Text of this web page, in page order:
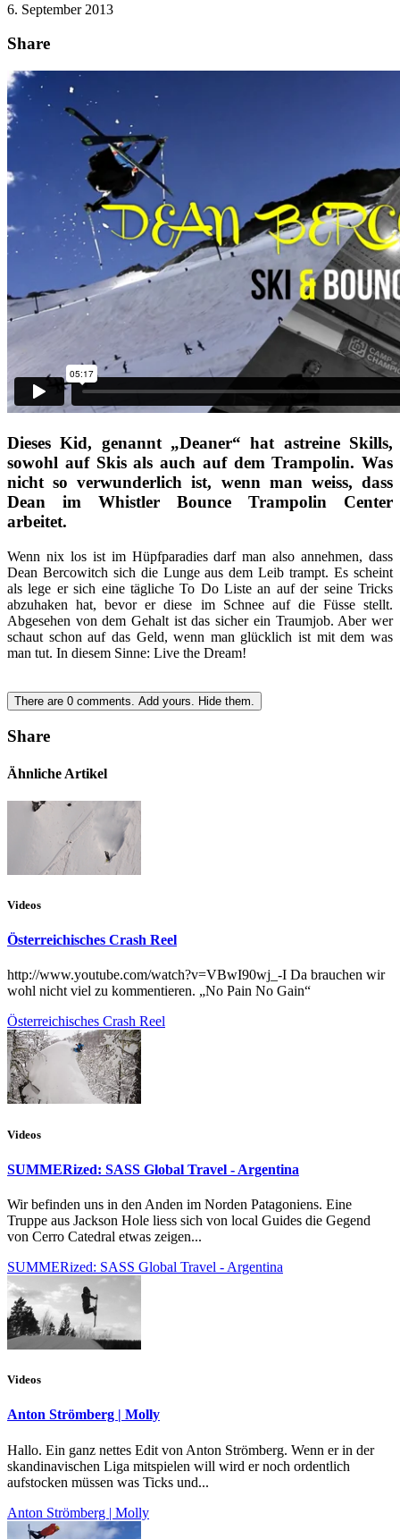
6. September 2013
Share
Dieses Kid, genannt „Deaner“ hat astreine Skills,
sowohl auf Skis als auch auf dem Trampolin. Was
nicht so verwunderlich ist, wenn man weiss, dass
Dean im Whistler Bounce Trampolin Center
arbeitet.
Wenn nix los ist im Hüpfparadies darf man also annehmen, dass
Dean Bercowitch sich die Lunge aus dem Leib trampt. Es scheint
als lege er sich eine tägliche To Do Liste an auf der seine Tricks
abzuhaken hat, bevor er diese im Schnee auf die Füsse stellt.
Abgesehen von dem Gehalt ist das sicher ein Traumjob. Aber wer
schaut schon auf das Geld, wenn man glücklich ist mit dem was
man tut. In diesem Sinne: Live the Dream!
There are 0 comments. Add yours. Hide them.
Share
Ähnliche Artikel
Videos
Österreichisches Crash Reel
http://www.youtube.com/watch?v=VBwI90wj_-I Da brauchen wir
wohl nicht viel zu kommentieren. „No Pain No Gain“
Österreichisches Crash Reel
Videos
SUMMERized: SASS Global Travel - Argentina
Wir befinden uns in den Anden im Norden Patagoniens. Eine
Truppe aus Jackson Hole liess sich von local Guides die Gegend
von Cerro Catedral etwas zeigen...
SUMMERized: SASS Global Travel - Argentina
Videos
Anton Strömberg | Molly
Hallo. Ein ganz nettes Edit von Anton Strömberg. Wenn er in der
skandinavischen Liga mitspielen will wird er noch ordentlich
aufstocken müssen was Ticks und...
Anton Strömberg | Molly